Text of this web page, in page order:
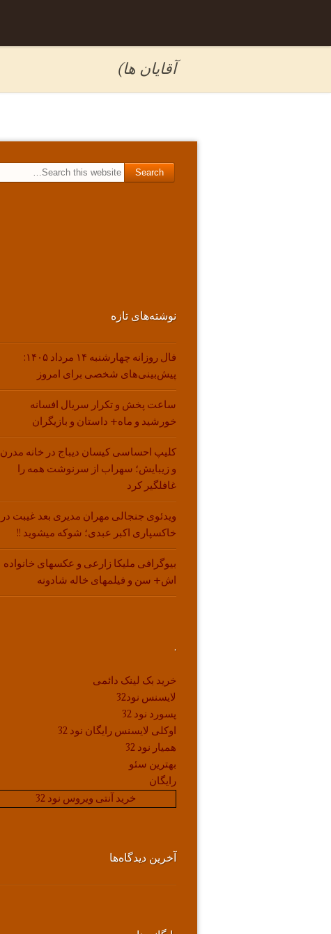
آقایان ها)
Search for:
نوشته‌های تازه
فال روزانه چهارشنبه ۱۴ مرداد ۱۴۰۵:
پیش‌بینی‌های شخصی برای امروز
ساعت پخش و تکرار سریال افسانه
خورشید و ماه+ داستان و بازیگران
کلیپ احساسی کیسان دیباج در خانه مدرن
و زیبایش؛ سهراب از سرنوشت همه را
غافلگیر کرد
ویدئوی جنجالی مهران مدیری بعد غیبت در
خاکسپاری اکبر عبدی؛ شوکه میشوید !!
بیوگرافی ملیکا زارعی و عکسهای خانواده
اش+ سن و فیلمهای خاله شادونه
.
خرید بک لینک دائمی
لایسنس نود32
پسورد نود 32
اوکلی لایسنس رایگان نود 32
همیار نود 32
بهترین سئو
رایگان
خرید آنتی ویروس نود 32
آخرین دیدگاه‌ها